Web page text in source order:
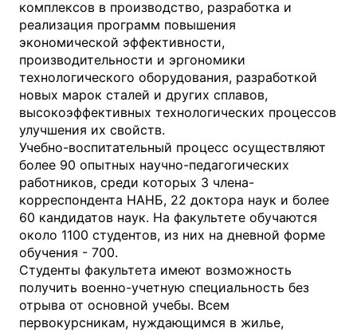
комплексов в производство, разработка и
реализация программ повышения
экономической эффективности,
производительности и эргономики
технологического оборудования, разработкой
новых марок сталей и других сплавов,
высокоэффективных технологических процессов
улучшения их свойств.
Учебно-воспитательный процесс осуществляют
более 90 опытных научно-педагогических
работников, среди которых 3 члена-
корреспондента НАНБ, 22 доктора наук и более
60 кандидатов наук. На факультете обучаются
около 1100 студентов, из них на дневной форме
обучения - 700.
Студенты факультета имеют возможность
получить военно-учетную специальность без
отрыва от основной учебы. Всем
первокурсникам, нуждающимся в жилье,